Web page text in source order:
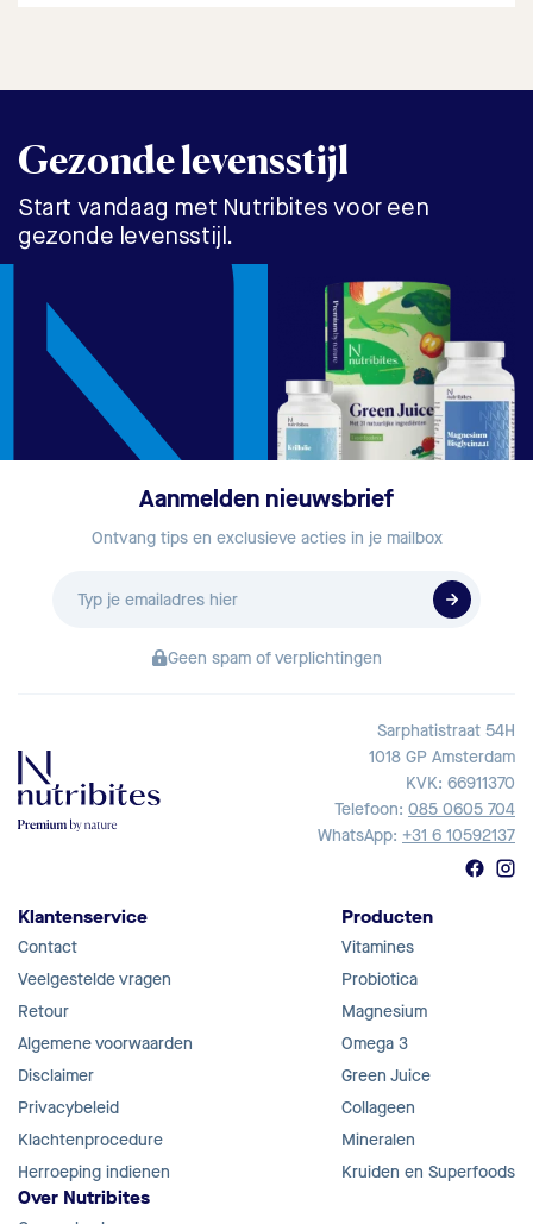
Gezonde levensstijl
Start vandaag met Nutribites voor een
gezonde levensstijl.
Aanmelden nieuwsbrief
Ontvang tips en exclusieve acties in je mailbox
Geen spam of verplichtingen
Sarphatistraat 54H
1018 GP Amsterdam
KVK: 66911370
Telefoon: 085 0605 704
WhatsApp: +31 6 10592137
Klantenservice
Contact
Veelgestelde vragen
Retour
Algemene voorwaarden
Disclaimer
Privacybeleid
Klachtenprocedure
Herroeping indienen
Producten
Vitamines
Probiotica
Magnesium
Omega 3
Green Juice
Collageen
Mineralen
Kruiden en Superfoods
Over Nutribites